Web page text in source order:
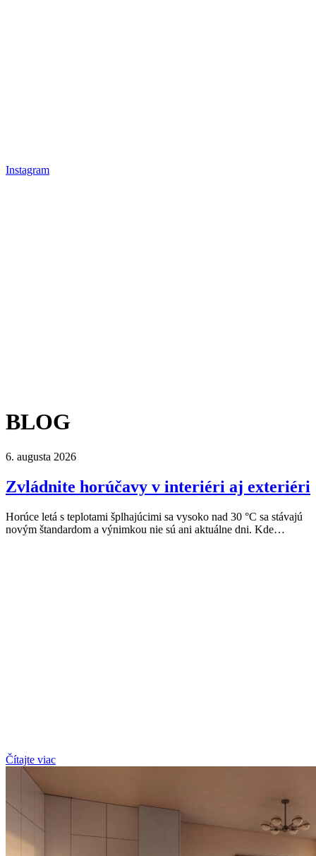
Instagram
BLOG
6. augusta 2026
Zvládnite horúčavy v interiéri aj exteriéri
Horúce letá s teplotami šplhajúcimi sa vysoko nad 30 °C sa stávajú
novým štandardom a výnimkou nie sú ani aktuálne dni. Kde…
Čítajte viac